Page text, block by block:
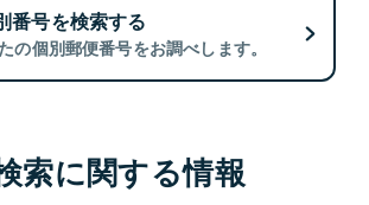
番号を検索する
の個別郵便番号をお調べします。
索に関する情報